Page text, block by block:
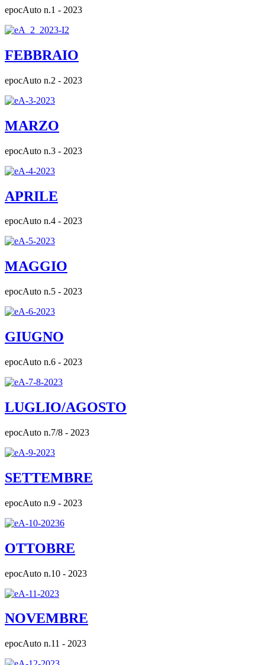
epocAuto n.1 - 2023
FEBBRAIO
epocAuto n.2 - 2023
MARZO
epocAuto n.3 - 2023
APRILE
epocAuto n.4 - 2023
MAGGIO
epocAuto n.5 - 2023
GIUGNO
epocAuto n.6 - 2023
LUGLIO/AGOSTO
epocAuto n.7/8 - 2023
SETTEMBRE
epocAuto n.9 - 2023
OTTOBRE
epocAuto n.10 - 2023
NOVEMBRE
epocAuto n.11 - 2023